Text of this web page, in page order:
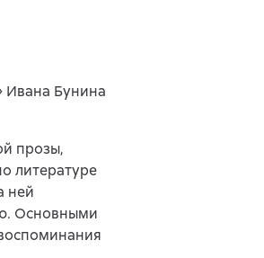
Ивана Бунина
прозы,
литературе
ней
Основными